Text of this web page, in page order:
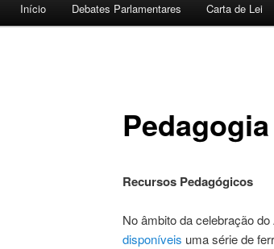
Início Debates Parlamentares Carta de Lei
Pedagogia
Recursos Pedagógicos
No âmbito da celebração
disponíveis uma série de